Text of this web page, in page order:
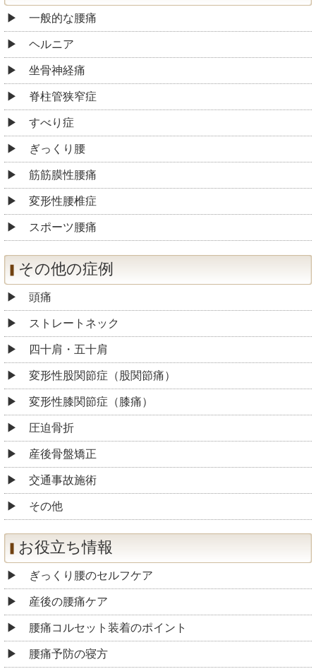
一般的な腰痛
ヘルニア
坐骨神経痛
脊柱管狭窄症
すべり症
ぎっくり腰
筋筋膜性腰痛
変形性腰椎症
スポーツ腰痛
その他の症例
頭痛
ストレートネック
四十肩・五十肩
変形性股関節症（股関節痛）
変形性膝関節症（膝痛）
圧迫骨折
産後骨盤矯正
交通事故施術
その他
お役立ち情報
ぎっくり腰のセルフケア
産後の腰痛ケア
腰痛コルセット装着のポイント
腰痛予防の寝方